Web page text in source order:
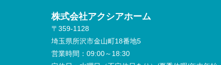
株式会社アクシアホーム
〒359-1128
埼玉県所沢市金山町18番地5
営業時間： 09:00～18:30